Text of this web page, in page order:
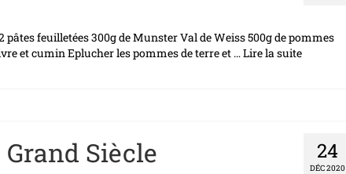
feuilletées 300g de Munster Val de Weiss 500g de pommes
et cumin Eplucher les pommes de terre et …Lire la suite­­
24
DÉC 2020
Siècle